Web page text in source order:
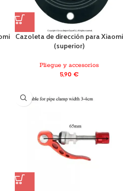
Cazoleta de dirección para Xiaomi
(superior)
Pliegue y accesorios
5,90 €